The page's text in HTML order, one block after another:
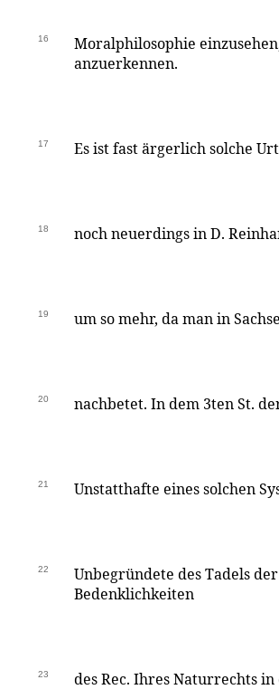
16
Moralphilosophie
anzuerkennen.
17 Es ist fast ärgerlich solche
18 noch neuerdings in D.
19 um so mehr, da man in
20 nachbetet. In dem 3ten St.
21 Unstatthafte eines solchen
22
Unbegründete des Tadels
Bedenklichkeiten
23 des Rec. Ihres Naturrechts